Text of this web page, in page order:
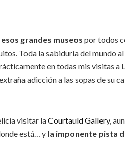
grandes museos por todos
Toda la sabiduría del mundo
en todas mis visitas a
adicción a las sopas de su
visitar laCourtauld Gallery,
está… y la imponente pista